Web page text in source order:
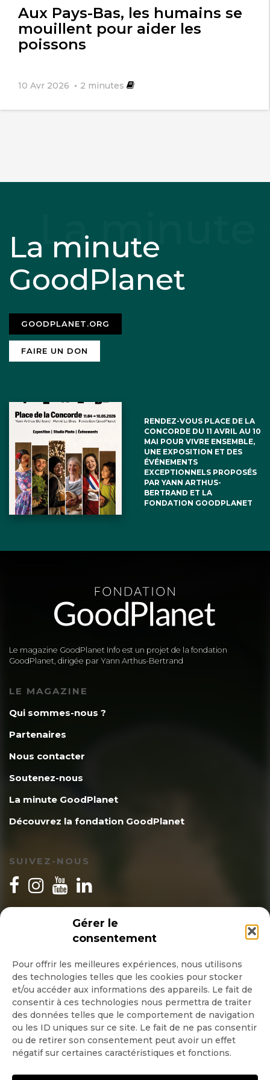
Gérer le
consentement
Pour offrir les meilleures expériences, nous utilisons
des technologies telles que les cookies pour stocker
et/ou accéder aux informations des appareils. Le fait de
consentir à ces technologies nous permettra de traiter
des données telles que le comportement de navigation
ou les ID uniques sur ce site. Le fait de ne pas consentir
ou de retirer son consentement peut avoir un effet
négatif sur certaines caractéristiques et fonctions.
Aux Pays-Bas, les humains se
mouillent pour aider les
poissons
10 Avr 2026 2 minutes
La minute
GoodPlanet
GOODPLANET.ORG
FAIRE UN DON
RENDEZ-VOUS PLACE DE LA
CONCORDE DU 11 AVRIL AU 10
MAI POUR VIVRE ENSEMBLE,
UNE EXPOSITION ET DES
ÉVÉNEMENTS
EXCEPTIONNELS PROPOSÉS
PAR YANN ARTHUS-
BERTRAND ET LA
FONDATION GOODPLANET
Le magazine GoodPlanet Info est un projet de la fondation
GoodPlanet, dirigée par Yann Arthus-Bertrand
LE MAGAZINE
Qui sommes-nous ?
Partenaires
Nous contacter
Soutenez-nous
La minute GoodPlanet
Découvrez la fondation GoodPlanet
SUIVEZ-NOUS
INSCRIPTION NEWSLETTER
Quotidienne
Hebdo
OK